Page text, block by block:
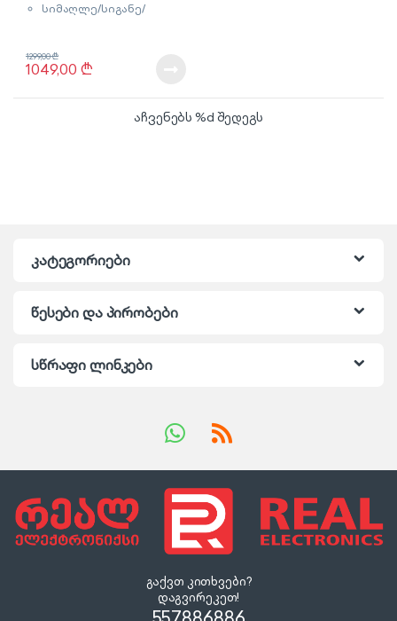
სიმაღლე/სიგანე/
გარანტია : 2 წელი
1049,00 ₾
1299,00₾
აჩვენებს %d შედეგს
კატეგორიები
წესები და პირობები
სწრაფი ლინკები
გაქვთ კითხვები?
დაგვირეკეთ!